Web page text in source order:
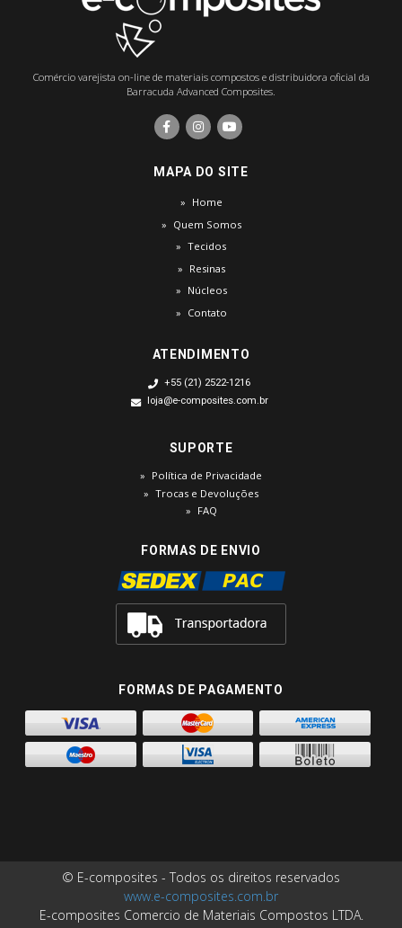
Comércio varejista on-line de materiais compostos e distribuidora oficial da
Barracuda Advanced Composites.
MAPA DO SITE
Home
Quem Somos
Tecidos
Resinas
Núcleos
Contato
ATENDIMENTO
+55 (21) 2522-1216
loja@e-composites.com.br
SUPORTE
Política de Privacidade
Trocas e Devoluções
FAQ
FORMAS DE ENVIO
FORMAS DE PAGAMENTO
© E-composites - Todos os direitos reservados
www.e-composites.com.br
E-composites Comercio de Materiais Compostos LTDA.